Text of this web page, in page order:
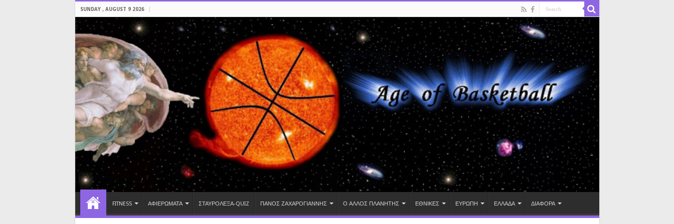
SUNDAY , AUGUST 9 2026
FITNESS ΑΦΙΕΡΩΜΑΤΑ ΣΤΑΥΡΟΛΕΞΑ-QUIZ ΠΑΝΟΣ ΖΑΧΑΡΟΓΙΑΝΝΗΣ Ο ΑΛΛΟΣ ΠΛΑΝΗΤΗΣ ΕΘΝΙΚΕΣ ΕΥΡΩΠΗ ΕΛΛΑΔΑ ΔΙΑΦΟΡΑ